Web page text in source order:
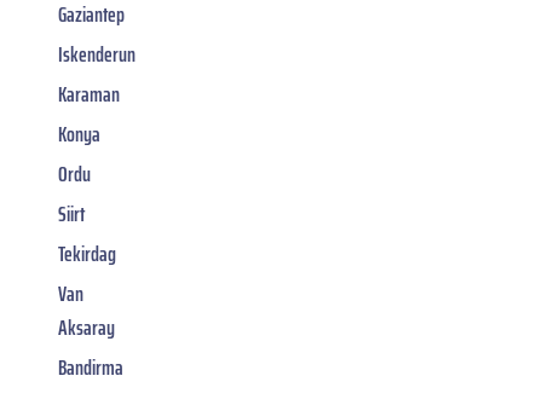
Gaziantep
Iskenderun
Karaman
Konya
Ordu
Siirt
Tekirdag
Van
Aksaray
Bandirma